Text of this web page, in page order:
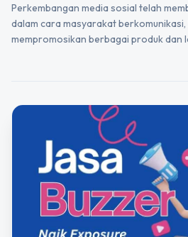
Perkembangan media sosial telah
dalam cara masyarakat
mempromosikan berbagai produk dan